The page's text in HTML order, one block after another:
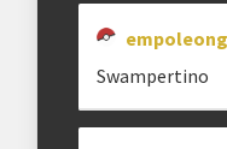
Rematches
[!] Replays
empoleong
Swampertino